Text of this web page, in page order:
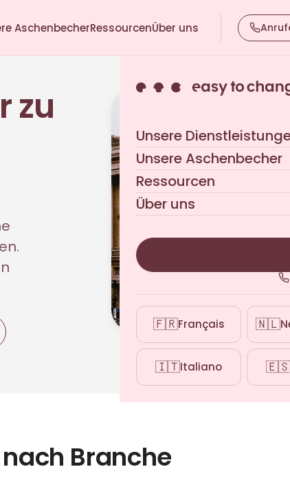
AschenbecherRessourcenÜber uns
Unsere
Unsere Aschenbecher
Ressourcen
Über uns
🇫🇷Français 🇳🇱
🇮🇹Italiano 🇪🇸
zu
Branche